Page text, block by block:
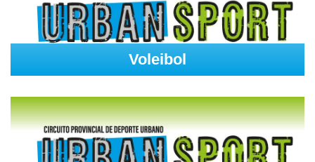
Voleibol